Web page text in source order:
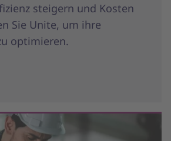
steigern und Kosten
Sie Unite, um ihre
optimieren.